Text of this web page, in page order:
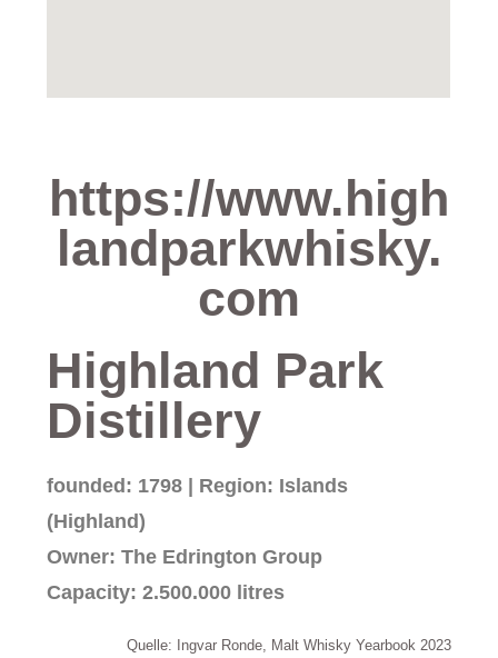
https://www.high
landparkwhisky.
com
Highland Park
Distillery
founded: 1798 | Region: Islands
(Highland)
Owner: The Edrington Group
Capacity: 2.500.000 litres
Quelle: Ingvar Ronde, Malt Whisky Yearbook 2023